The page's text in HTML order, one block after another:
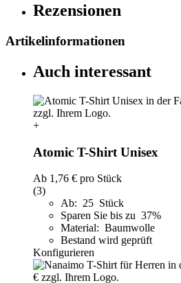
Rezensionen
Artikelinformationen
Auch interessant
+
Atomic T-Shirt Unisex
Ab 1,76 € pro Stück
(3)
Ab: 25 Stück
Sparen Sie bis zu 37%
Material: Baumwolle
Bestand wird geprüft
Konfigurieren